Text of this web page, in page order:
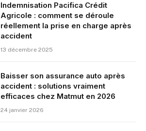
Indemnisation Pacifica Crédit
Agricole : comment se déroule
réellement la prise en charge après
accident
13 décembre 2025
Baisser son assurance auto après
accident : solutions vraiment
efficaces chez Matmut en 2026
24 janvier 2026